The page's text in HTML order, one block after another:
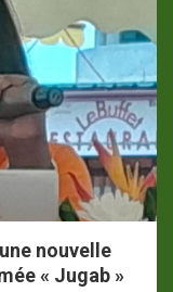
nouvelle
« Jugab »